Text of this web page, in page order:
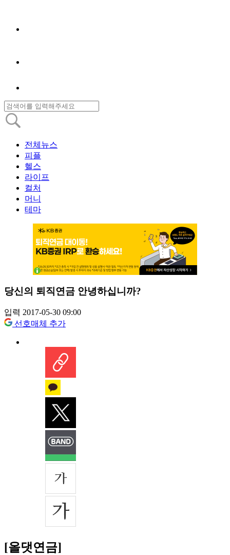
전체뉴스
피플
헬스
라이프
컬처
머니
테마
당신의 퇴직연금 안녕하십니까?
입력 2017-05-30 09:00
선호매체 추가
[올댓연금]